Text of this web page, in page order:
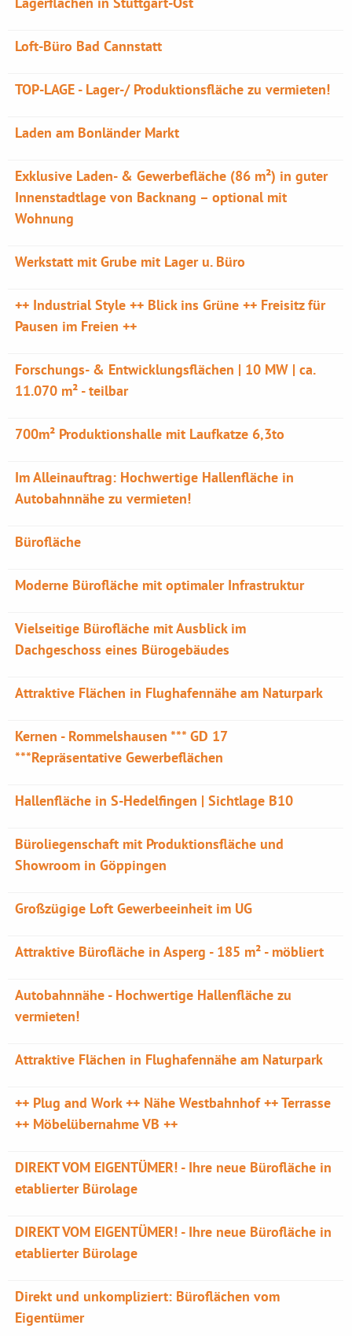
Loft-Büro Bad Cannstatt
TOP-LAGE - Lager-/ Produktionsfläche zu vermieten!
Laden am Bonländer Markt
Exklusive Laden- & Gewerbefläche (86 m²) in guter
Innenstadtlage von Backnang – optional mit
Wohnung
Werkstatt mit Grube mit Lager u. Büro
++ Industrial Style ++ Blick ins Grüne ++ Freisitz für
Pausen im Freien ++
Forschungs- & Entwicklungsflächen | 10 MW | ca.
11.070 m² - teilbar
700m² Produktionshalle mit Laufkatze 6,3to
Im Alleinauftrag: Hochwertige Hallenfläche in
Autobahnnähe zu vermieten!
Bürofläche
Moderne Bürofläche mit optimaler Infrastruktur
Vielseitige Bürofläche mit Ausblick im
Dachgeschoss eines Bürogebäudes
Attraktive Flächen in Flughafennähe am Naturpark
Kernen - Rommelshausen *** GD 17
***Repräsentative Gewerbeflächen
Hallenfläche in S-Hedelfingen | Sichtlage B10
Büroliegenschaft mit Produktionsfläche und
Showroom in Göppingen
Großzügige Loft Gewerbeeinheit im UG
Attraktive Bürofläche in Asperg - 185 m² - möbliert
Autobahnnähe - Hochwertige Hallenfläche zu
vermieten!
Attraktive Flächen in Flughafennähe am Naturpark
++ Plug and Work ++ Nähe Westbahnhof ++ Terrasse
++ Möbelübernahme VB ++
DIREKT VOM EIGENTÜMER! - Ihre neue Bürofläche in
etablierter Bürolage
DIREKT VOM EIGENTÜMER! - Ihre neue Bürofläche in
etablierter Bürolage
Direkt und unkompliziert: Büroflächen vom
Eigentümer